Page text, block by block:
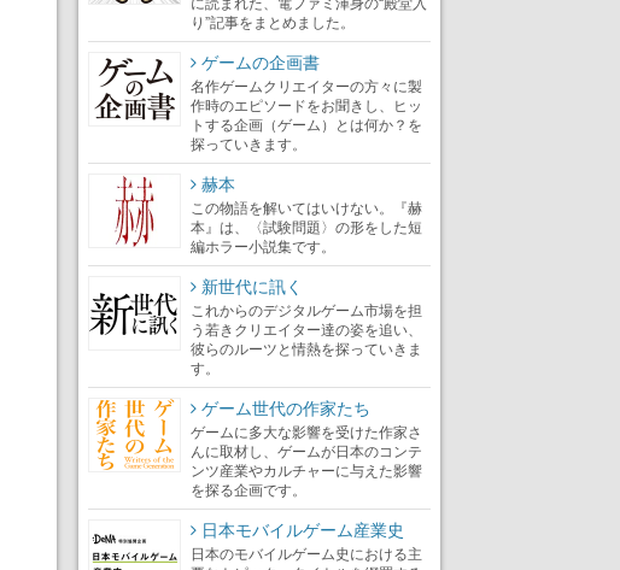
り”記事をまとめました。
ゲームの企画書
名作ゲームクリエイターの方々に製
作時のエピソードをお聞きし、ヒッ
トする企画（ゲーム）とは何か？を
探っていきます。
赫本
この物語を解いてはいけない。『赫
本』は、〈試験問題〉の形をした短
編ホラー小説集です。
新世代に訊く
これからのデジタルゲーム市場を担
う若きクリエイター達の姿を追い、
彼らのルーツと情熱を探っていきま
す。
ゲーム世代の作家たち
ゲームに多大な影響を受けた作家さ
んに取材し、ゲームが日本のコンテ
ンツ産業やカルチャーに与えた影響
を探る企画です。
日本モバイルゲーム産業史
日本のモバイルゲーム史における主